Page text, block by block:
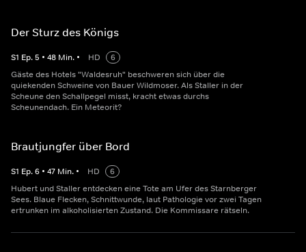
Der Sturz des Königs
S1 Ep.5 • 48 Min. • HD
6
Gäste des Hotels "Waldesruh" beschweren sich über die
quiekenden Schweine von Bauer Wildmoser. Als Staller in der
Scheune den Schallpegel misst, kracht etwas durchs
Scheunendach. Ein Meteorit?
Brautjungfer über Bord
S1 Ep.6 • 47 Min. • HD
6
Hubert und Staller entdecken eine Tote am Ufer des Starnberger
Sees. Blaue Flecken, Schnittwunde, laut Pathologie vor zwei Tagen
ertrunken im alkoholisierten Zustand. Die Kommissare rätseln.